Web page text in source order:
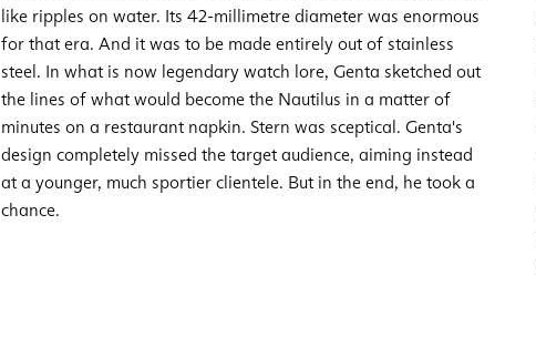
like ripples on water. Its 42-millimetre diameter was enormous
for that era. And it was to be made entirely out of stainless
steel. In what is now legendary watch lore, Genta sketched out
the lines of what would become the Nautilus in a matter of
minutes on a restaurant napkin. Stern was sceptical. Genta's
design completely missed the target audience, aiming instead
at a younger, much sportier clientele. But in the end, he took a
chance.